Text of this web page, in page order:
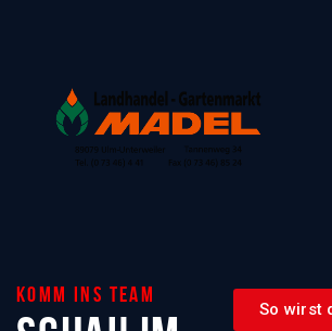
Komm ins Team
So wirst